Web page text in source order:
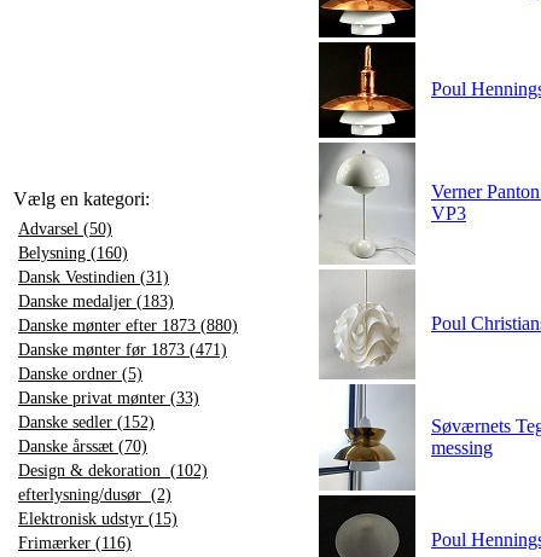
Vælg en kategori:
Advarsel (50)
Belysning (160)
Dansk Vestindien (31)
Danske medaljer (183)
Danske mønter efter 1873 (880)
Danske mønter før 1873 (471)
Danske ordner (5)
Danske privat mønter (33)
Danske sedler (152)
Danske årssæt (70)
Design & dekoration (102)
efterlysning/dusør (2)
Elektronisk udstyr (15)
Frimærker (116)
Poul
Verner
VP3
Poul
Søværnets
messing
Poul